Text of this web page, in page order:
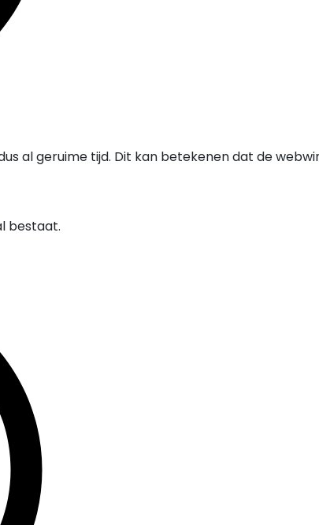
al geruime tijd. Dit kan betekenen dat de
bestaat.